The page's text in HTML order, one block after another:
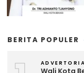
BERITA POPULER